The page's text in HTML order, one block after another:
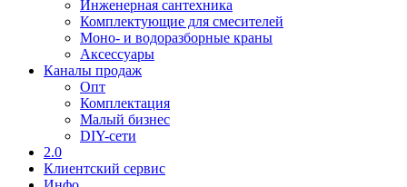
Инженерная сантехника
Комплектующие для смесителей
Моно- и водоразборные краны
Аксессуары
Каналы продаж
Опт
Комплектация
Малый бизнес
DIY-сети
2.0
Клиентский сервис